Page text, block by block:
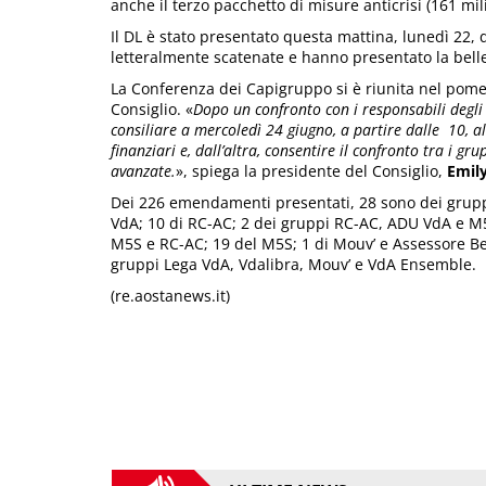
anche il terzo pacchetto di misure anticrisi (161
Il DL è stato presentato questa mattina, lunedì 22,
letteralmente scatenate e hanno presentato la
La Conferenza dei Capigruppo si è riunita nel
Consiglio. «Dopo un confronto con i responsabili
consiliare a mercoledì 24 giugno, a partire dalle 10,
finanziari e, dall’altra, consentire il confronto tra i
avanzate.», spiega la presidente del Consiglio,
Dei 226 emendamenti presentati, 28 sono dei
VdA; 10 di RC-AC; 2 dei gruppi RC-AC, ADU VdA e
M5S e RC-AC; 19 del M5S; 1 di Mouv’ e
gruppi Lega VdA, Vdalibra, Mouv’ e VdA Ensemble.
(re.aostanews.it)